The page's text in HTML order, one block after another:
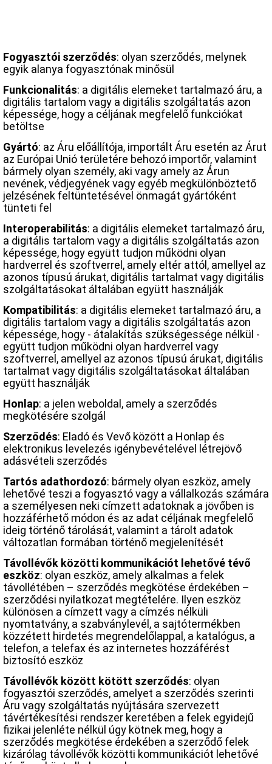
Fogyasztói szerződés: olyan szerződés, melynek
egyik alanya fogyasztónak minősül
Funkcionalitás: a digitális elemeket tartalmazó áru, a
digitális tartalom vagy a digitális szolgáltatás azon
képessége, hogy a céljának megfelelő funkciókat
betöltse
Gyártó: az Áru előállítója, importált Áru esetén az Árut
az Európai Unió területére behozó importőr, valamint
bármely olyan személy, aki vagy amely az Árun
nevének, védjegyének vagy egyéb megkülönböztető
jelzésének feltüntetésével önmagát gyártóként
tünteti fel
Interoperabilitás: a digitális elemeket tartalmazó áru,
a digitális tartalom vagy a digitális szolgáltatás azon
képessége, hogy együtt tudjon működni olyan
hardverrel és szoftverrel, amely eltér attól, amellyel az
azonos típusú árukat, digitális tartalmat vagy digitális
szolgáltatásokat általában együtt használják
Kompatibilitás: a digitális elemeket tartalmazó áru, a
digitális tartalom vagy a digitális szolgáltatás azon
képessége, hogy - átalakítás szükségessége nélkül -
együtt tudjon működni olyan hardverrel vagy
szoftverrel, amellyel az azonos típusú árukat, digitális
tartalmat vagy digitális szolgáltatásokat általában
együtt használják
Honlap: a jelen weboldal, amely a szerződés
megkötésére szolgál
Szerződés: Eladó és Vevő között a Honlap és
elektronikus levelezés igénybevételével létrejövő
adásvételi szerződés
Tartós adathordozó: bármely olyan eszköz, amely
lehetővé teszi a fogyasztó vagy a vállalkozás számára
a személyesen neki címzett adatoknak a jövőben is
hozzáférhető módon és az adat céljának megfelelő
ideig történő tárolását, valamint a tárolt adatok
változatlan formában történő megjelenítését
Távollévők közötti kommunikációt lehetővé tévő
eszköz: olyan eszköz, amely alkalmas a felek
távollétében – szerződés megkötése érdekében –
szerződési nyilatkozat megtételére. Ilyen eszköz
különösen a címzett vagy a címzés nélküli
nyomtatvány, a szabványlevél, a sajtótermékben
közzétett hirdetés megrendelőlappal, a katalógus, a
telefon, a telefax és az internetes hozzáférést
biztosító eszköz
Távollévők között kötött szerződés: olyan
fogyasztói szerződés, amelyet a szerződés szerinti
Áru vagy szolgáltatás nyújtására szervezett
távértékesítési rendszer keretében a felek egyidejű
fizikai jelenléte nélkül úgy kötnek meg, hogy a
szerződés megkötése érdekében a szerződő felek
kizárólag távollévők közötti kommunikációt lehetővé